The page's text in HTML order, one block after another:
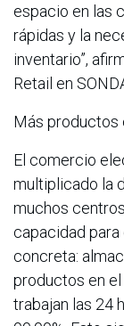
espacio en las
rápidas y la
inventario”,
Retail en
Más productos
El comercio
multiplicado la
muchos
capacidad
concreta:
productos en
trabajan las 24